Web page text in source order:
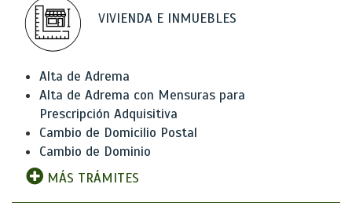
VIVIENDA E INMUEBLES
Alta de Adrema
Alta de Adrema con Mensuras para
Prescripción Adquisitiva
Cambio de Domicilio Postal
Cambio de Dominio
MÁS TRÁMITES